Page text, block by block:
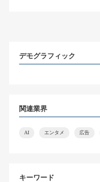
デモグラフィック
関連業界
AI エンタメ 広告
キーワード